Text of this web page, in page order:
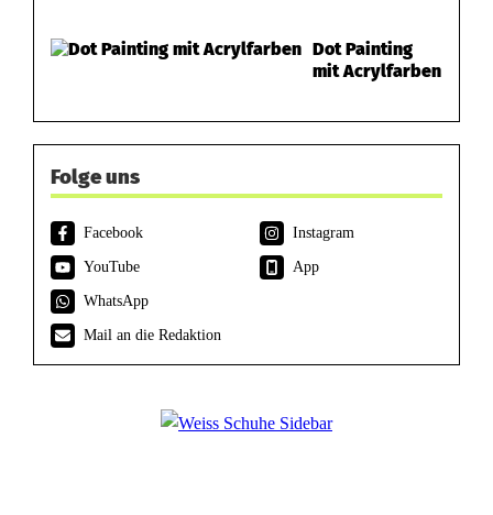
Dot Painting
mit Acrylfarben
Folge uns
Facebook
Instagram
YouTube
App
WhatsApp
Mail an die Redaktion